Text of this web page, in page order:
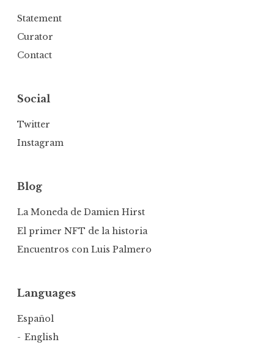
Statement
Curator
Contact
Social
Twitter
Instagram
Blog
La Moneda de Damien Hirst
El primer NFT de la historia
Encuentros con Luis Palmero
Languages
Español
English